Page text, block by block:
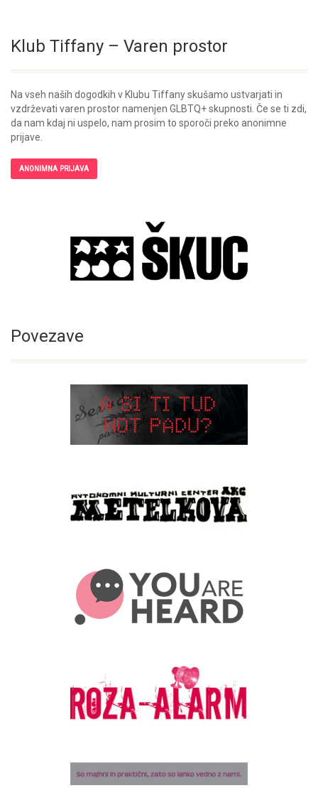
Klub Tiffany – Varen prostor
Na vseh naših dogodkih v Klubu Tiffany skušamo ustvarjati in
vzdrževati varen prostor namenjen GLBTQ+ skupnosti. Če se ti zdi,
da nam kdaj ni uspelo, nam prosim to sporoči preko anonimne
prijave.
ANONIMNA PRIJAVA
Povezave